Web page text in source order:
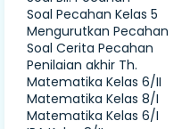
Soal Pecahan Kelas 5
Mengurutkan Pecahan
Soal Cerita Pecahan
Penilaian akhir Th.
Matematika Kelas 6/II
Matematika Kelas 8/I
Matematika Kelas 6/I